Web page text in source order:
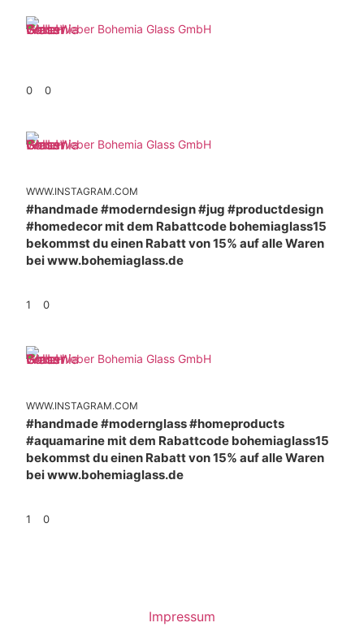
Weber Bohemia Glass GmbH
0 0
Weber Bohemia Glass GmbH
WWW.INSTAGRAM.COM
#handmade #moderndesign #jug #productdesign
#homedecor mit dem Rabattcode bohemiaglass15
bekommst du einen Rabatt von 15% auf alle Waren
bei www.bohemiaglass.de
1 0
Weber Bohemia Glass GmbH
WWW.INSTAGRAM.COM
#handmade #modernglass #homeproducts
#aquamarine mit dem Rabattcode bohemiaglass15
bekommst du einen Rabatt von 15% auf alle Waren
bei www.bohemiaglass.de
1 0
Impressum